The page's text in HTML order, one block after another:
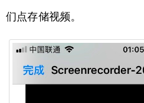
们点存储视频。